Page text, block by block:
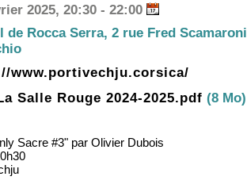
2025, 20:30 - 22:00
de Rocca Serra, 2 rue Fred Scamaroni
www.portivechju.corsica/
Salle Rouge 2024-2025.pdf (8 Mo)
Sacre #3" par Olivier Dubois